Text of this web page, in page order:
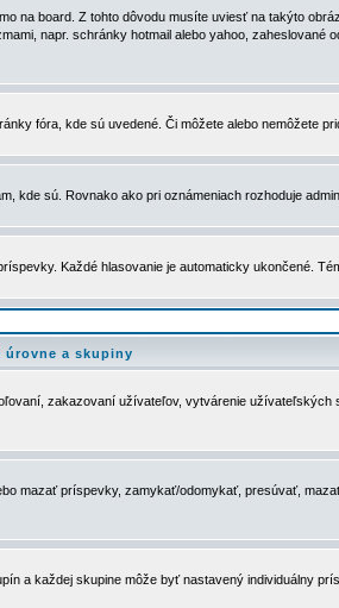
board. Z tohto dôvodu musíte uviesť na takýto
napr. schránky hotmail alebo yahoo, zaheslované
fóra, kde sú uvedené. Či môžete alebo nemôžete
kde sú. Rovnako ako pri oznámeniach rozhoduje
Každé hlasovanie je automaticky ukončené.
úrovne a skupiny
zakazovaní užívateľov, vytvárenie
mazať príspevky, zamykať/odomykať, presúvať,
každej skupine môže byť nastavený individuálny